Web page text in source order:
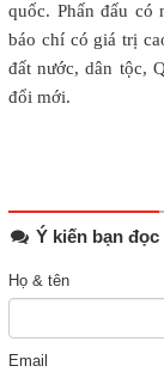
quốc. Phấn đấu có
báo chí có giá trị
đất nước, dân tộc,
đổi mới.
Ý kiến bạn đọc
Họ & tên
Email